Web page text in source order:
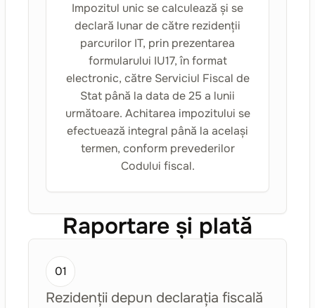
Impozitul unic se calculează și se
declară lunar de către rezidenții
parcurilor IT, prin prezentarea
formularului IU17, în format
electronic, către Serviciul Fiscal de
Stat până la data de 25 a lunii
următoare. Achitarea impozitului se
efectuează integral până la același
termen, conform prevederilor
Codului fiscal.
Raportare și plată
01
Rezidenții depun declarația fiscală